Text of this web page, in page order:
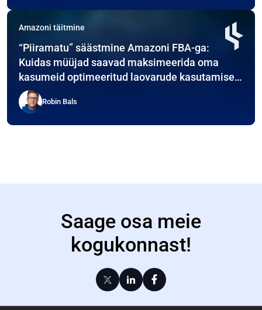
Amazoni täitmine
“Piiramatu” säästmine Amazoni FBA-ga:
Kuidas müüjad saavad maksimeerida oma
kasumeid optimeeritud laovarude kasutamise
kaudu
Robin Bals
Saage osa meie
kogukonnast!